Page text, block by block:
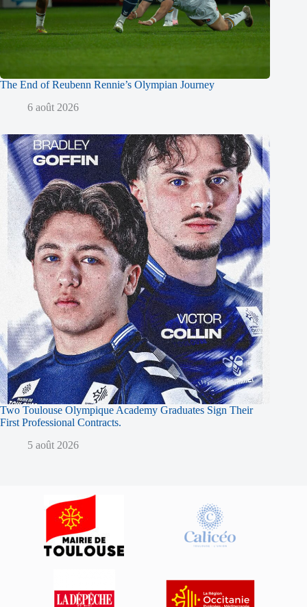
The End of Reubenn Rennie’s Olympian Journey
6 août 2026
Two Toulouse Olympique Academy Graduates Sign Their
First Professional Contracts.
5 août 2026